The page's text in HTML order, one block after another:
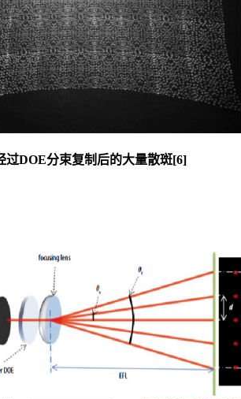
过DOE分束复制后的大量散斑[6]